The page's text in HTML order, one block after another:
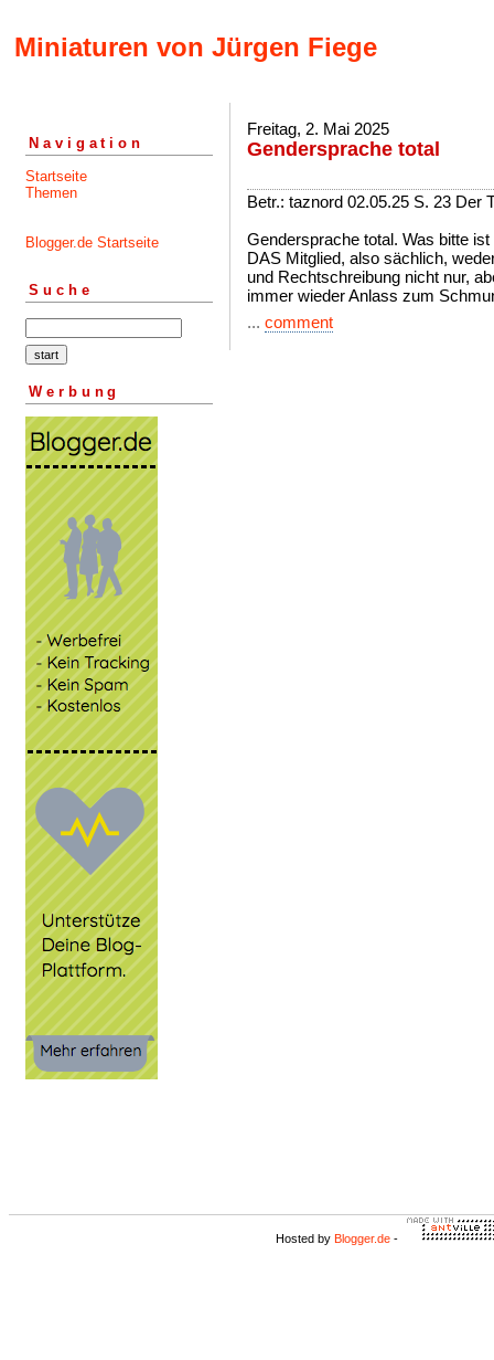
Miniaturen von Jürgen Fiege
Navigation
Startseite
Themen
Blogger.de Startseite
Suche
Werbung
Freitag, 2. Mai 2025
Gendersprache total
Betr.: taznord 02.05.25 S. 23 Der
Gendersprache total. Was bitte
DAS Mitglied, also sächlich,
und Rechtschreibung nicht nur,
immer wieder Anlass zum
... comment
Hosted by Blogger.de -